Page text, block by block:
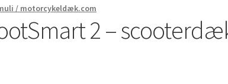
/ motorcykeldæk.com
2 –